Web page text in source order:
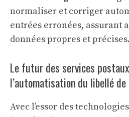
normaliser et corriger
entrées erronées, assurant
données propres et précises.
Le futur des services
l’automatisation du libellé de
Avec l’essor des